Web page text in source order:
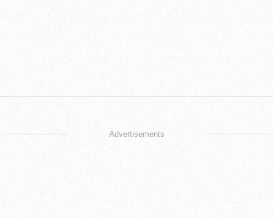
Advertisements